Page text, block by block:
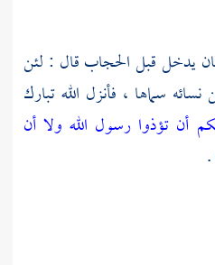
يدخل قبل الحجاب قال : لئن
سماها ، فأنزل الله تبارك
أن تؤذوا رسول الله ولا أن